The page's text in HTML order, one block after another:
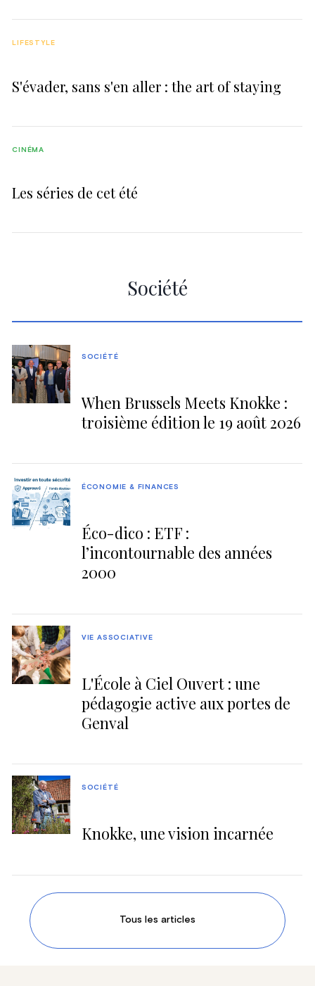
S'évader, sans s'en aller : the art of staying
LIFESTYLE
Les séries de cet été
CINÉMA
Société
When Brussels Meets Knokke :
troisième édition le 19 août 2026
SOCIÉTÉ
Éco-dico : ETF :
l’incontournable des années
2000
ÉCONOMIE & FINANCES
L'École à Ciel Ouvert : une
pédagogie active aux portes de
Genval
VIE ASSOCIATIVE
Knokke, une vision incarnée
SOCIÉTÉ
Tous les articles